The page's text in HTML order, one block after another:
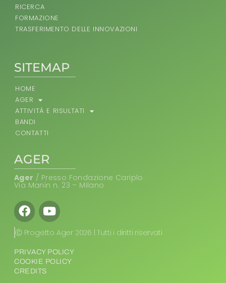
AGER
Ager / Presso Fondazione Cariplo
Via Manin n. 23 – Milano
Facebook
Youtube
RICERCA
FORMAZIONE
TRASFERIMENTO DELLE INNOVAZIONI
SITEMAP
HOME
AGER
ATTIVITÀ E RISULTATI
BANDI
CONTATTI
PRIVACY POLICY
COOKIE POLICY
CREDITS
Ⓒ Progetto Ager 2026 | Tutti i diritti riservati